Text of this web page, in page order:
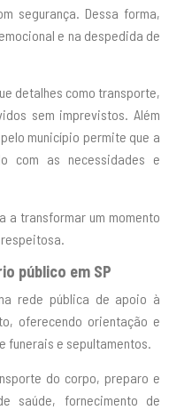
segurança. Dessa forma,
e na despedida de
detalhes como transporte,
sem imprevistos. Além
município permite que a
com as necessidades e
a transformar um momento
público em SP
rede pública de apoio à
oferecendo orientação e
funerais e sepultamentos.
do corpo, preparo e
saúde, fornecimento de